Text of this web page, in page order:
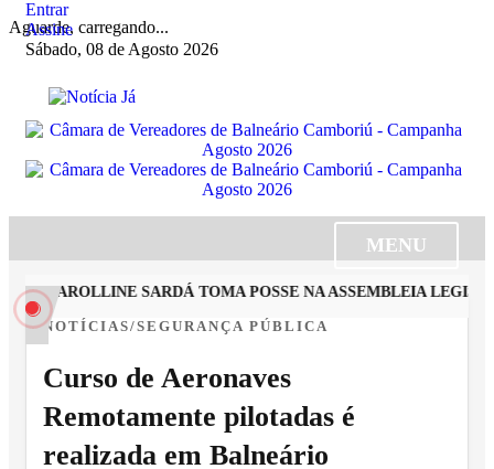
Aguarde, carregando...
Entrar
Assine
Sábado, 08 de Agosto 2026
MENU
CAROLLINE SARDÁ TOMA POSSE NA ASSEMBLEIA
NOTÍCIAS/SEGURANÇA PÚBLICA
Curso de Aeronaves
Remotamente pilotadas é
realizada em Balneário